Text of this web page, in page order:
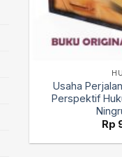
Usaha
Perspektif
Rp